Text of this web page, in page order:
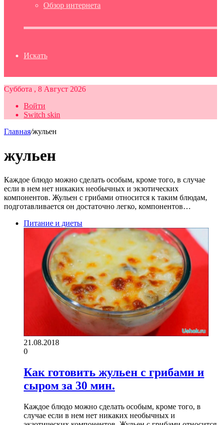
Обзор интернета
Искать
Суббота , 8 Август 2026
Войти
Switch skin
Главная/жульен
жульен
Каждое блюдо можно сделать особым, кроме того, в случае
если в нем нет никаких необычных и экзотических
компонентов. Жульен с грибами относится к таким блюдам,
подготавливается он достаточно легко, компонентов…
Питание и диеты
21.08.2018
0
Как готовить жульен с грибами и
сыром за 30 мин.
Каждое блюдо можно сделать особым, кроме того, в
случае если в нем нет никаких необычных и